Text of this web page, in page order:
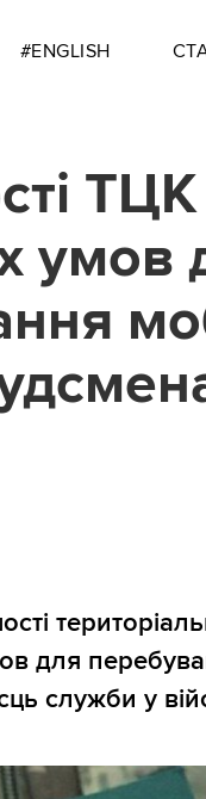
#ENGLISH
умов
для
служби у